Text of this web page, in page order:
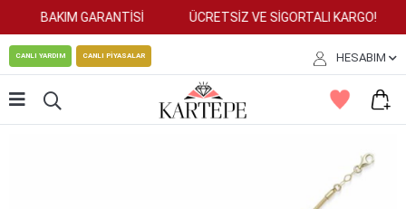
BAKIM GARANTİSİ ÜCRETSİZ VE SİGORTALI KARGO!
CANLI YARDIM CANLI PİYASALAR HESABIM